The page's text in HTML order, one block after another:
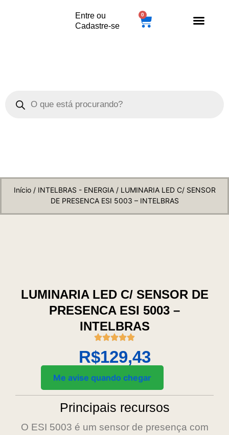
Entre ou
Cadastre-se
0
Início/ INTELBRAS - ENERGIA/ LUMINARIA LED C/ SENSOR
DE PRESENCA ESI 5003 – INTELBRAS
LUMINARIA LED C/ SENSOR DE
PRESENCA ESI 5003 –
INTELBRAS
R$129,43
Me avise quando chegar
Principais recursos
O ESI 5003 é um sensor de presença com